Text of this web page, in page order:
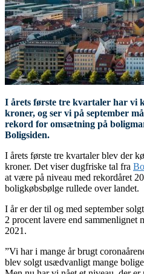
I årets første tre kvartaler har vi
kroner, og ser vi på september
rekord for omsætning på
Boligsiden.
I årets første tre kvartaler blev der
kroner. Det viser dugfriske tal fra
at være på niveau med rekordåret
boligkøbsbølge rullede over landet.
I år er der til og med september
2 procent lavere end sammenlignet
2021.
”Vi har i mange år brugt
blev solgt usædvanligt mange